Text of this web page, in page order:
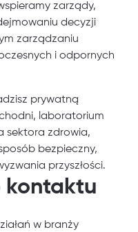
zarządy,
decyzji
zarządzaniu
i odpornych
prywatną
laboratorium
sektora zdrowia,
bezpieczny,
przyszłości.
kontaktu
w branży